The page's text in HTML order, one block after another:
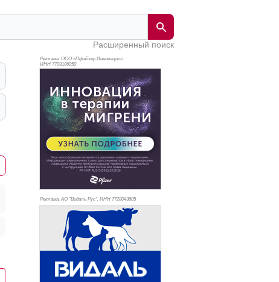
Расширенный поиск
Реклама. ООО «Пфайзер Инновации»,
ИНН 7703106050
Реклама. АО "Видаль Рус", ИНН 7728043605